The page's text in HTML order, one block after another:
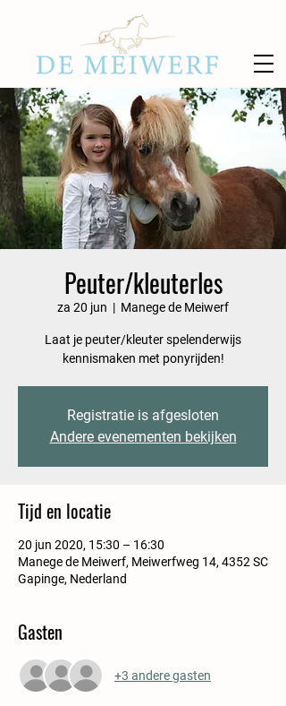
Peuter/kleuterles
za 20 jun
  |
Manege de Meiwerf
Laat je peuter/kleuter spelenderwijs
kennismaken met ponyrijden!
Registratie is afgesloten
Andere evenementen bekijken
Tijd en locatie
20 jun 2020, 15:30 – 16:30
Manege de Meiwerf, Meiwerfweg 14, 4352 SC
Gapinge, Nederland
Gasten
+3 andere gasten